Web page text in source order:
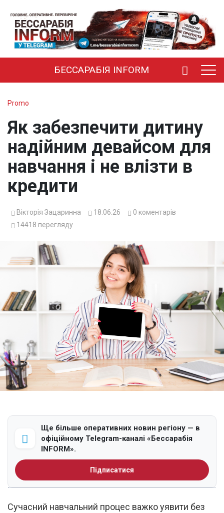
БЕССАРАБІЯ INFORM
Promo
Як забезпечити дитину
надійним девайсом для
навчання і не влізти в
кредити
Вікторія Зацаринна 18.06.26 0 коментарів
14418 перегляду
Ще більше оперативних новин регіону — в
офіційному Telegram-каналі «Бессарабія
INFORM».
Підписатися
Сучасний навчальний процес важко уявити без